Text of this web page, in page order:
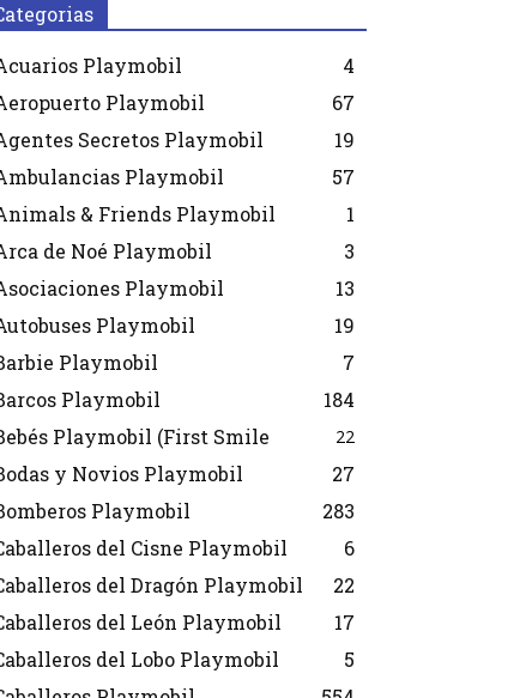
Playmobil
4
Playmobil
67
Secretos Playmobil
19
Playmobil
57
& Friends Playmobil
1
de Noé Playmobil
3
Playmobil
13
Playmobil
19
Playmobil
7
Playmobil
184
Playmobil (First Smile
22
y Novios Playmobil
27
Playmobil
283
del Cisne Playmobil
6
del Dragón Playmobil
22
del León Playmobil
17
del Lobo Playmobil
5